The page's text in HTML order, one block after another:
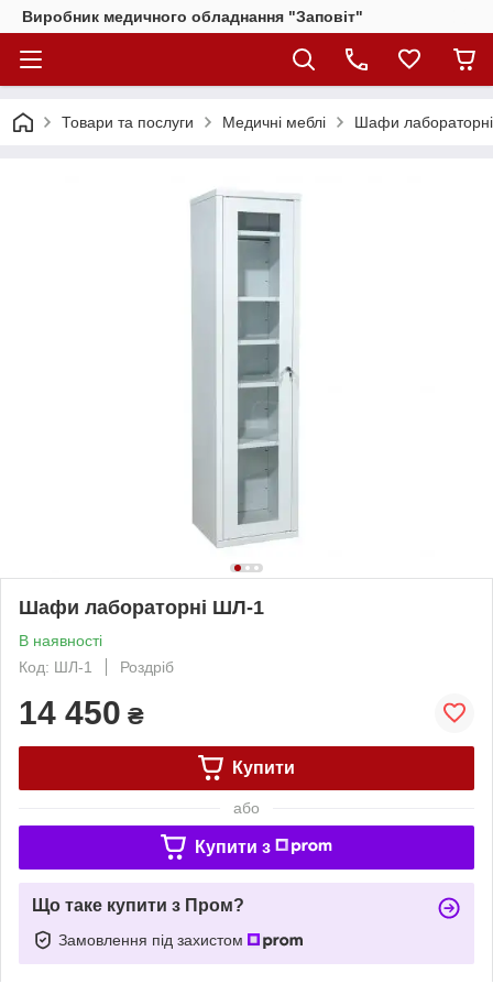
Виробник медичного обладнання "Заповіт"
Товари та послуги Медичні меблі Шафи лабораторні
Шафи лабораторні ШЛ-1
В наявності
Код: ШЛ-1
Роздріб
14 450 ₴
Купити
або
Купити з
Що таке купити з Пром?
Замовлення під захистом